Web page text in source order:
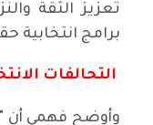
تعزيز الثقة
برامج انتخابية
التحالفات
وأوضح فهمي أن